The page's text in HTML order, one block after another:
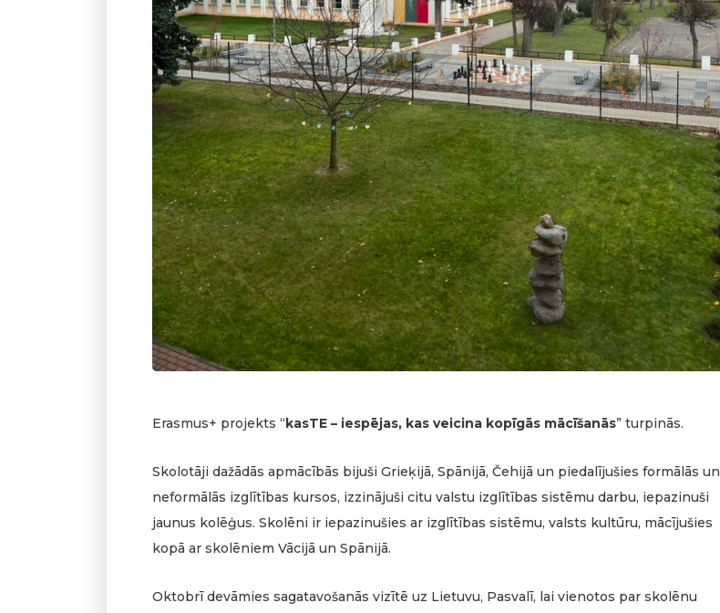
Erasmus+ projekts “kasTE – iespējas, kas veicina kopīgās mācīšanās” turpinās.
Skolotāji dažādās apmācībās bijuši Grieķijā, Spānijā, Čehijā un piedalījušies formālās un
neformālās izglītības kursos, izzinājuši citu valstu izglītības sistēmu darbu, iepazinuši
jaunus kolēģus. Skolēni ir iepazinušies ar izglītības sistēmu, valsts kultūru, mācījušies
kopā ar skolēniem Vācijā un Spānijā.
Oktobrī devāmies sagatavošanās vizītē uz Lietuvu, Pasvalī, lai vienotos par skolēnu